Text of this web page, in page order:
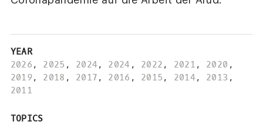
YEAR
2026 , 2025 , 2024, 2024 , 2022 , 2021 , 2020 ,
2019, 2018 , 2017 , 2016 , 2015 , 2014, 2013 ,
2011
TOPICS